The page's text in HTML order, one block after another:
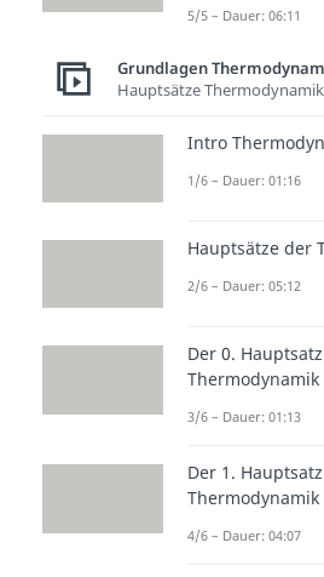
wir dir
machen
Weitere
Themen
Sicherlich
5/5 – Dauer: 06:11
Grundlagen
Hauptsätze Thermodynamik
Intro
1/6 – Dauer: 01:16
Hauptsätze der
2/6 – Dauer: 05:12
Der 0.
Thermodynamik
3/6 – Dauer: 01:13
Der 1.
Thermodynamik
4/6 – Dauer: 04:07